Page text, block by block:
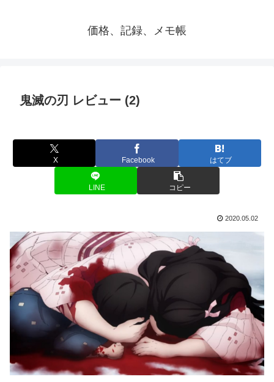
価格、記録、メモ帳
鬼滅の刃 レビュー (2)
X Facebook はてブ
LINE コピー
2020.05.02